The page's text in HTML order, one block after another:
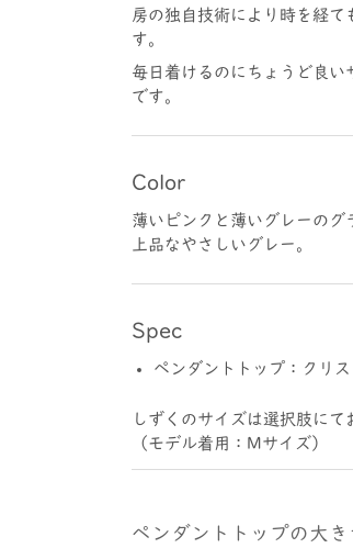
房の独自技術により時を経て
す。
毎日着けるのにちょうど良い
です。
Color
薄いピンクと薄いグレーのグ
上品なやさしいグレー。
Spec
ペンダントトップ：クリ
しずくのサイズは選択肢にて
（モデル着用：Mサイズ）
ペンダントトップの大き